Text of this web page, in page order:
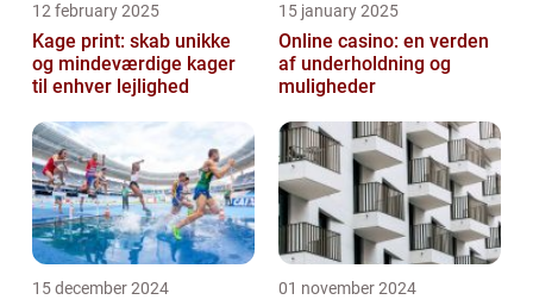
12 february 2025
Kage print: skab unikke
og mindeværdige kager
til enhver lejlighed
15 january 2025
Online casino: en verden
af underholdning og
muligheder
15 december 2024 01 november 2024